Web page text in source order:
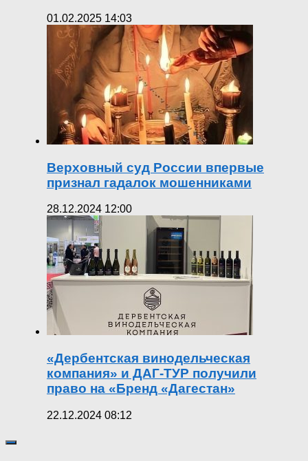
01.02.2025 14:03
Верховный суд России впервые
признал гадалок мошенниками
28.12.2024 12:00
«Дербентская винодельческая
компания» и ДАГ-ТУР получили
право на «Бренд «Дагестан»
22.12.2024 08:12